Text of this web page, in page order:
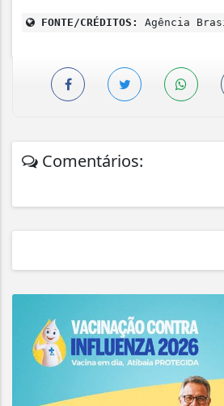
FONTE/CRÉDITOS: Agência
Comentários: